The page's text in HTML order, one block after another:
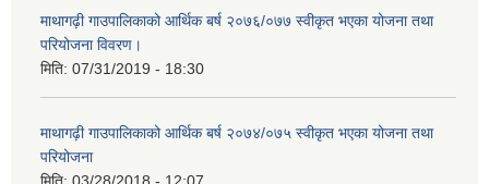
माथागढ़ी गाउपालिकाको आर्थिक बर्ष २०७६/०७७ स्वीकृत भएका योजना तथा
परियोजना विवरण।
मिति: 07/31/2019 - 18:30
माथागढ़ी गाउपालिकाको आर्थिक बर्ष २०७४/०७५ स्वीकृत भएका योजना तथा
परियोजना
मिति: 03/28/2018 - 12:07